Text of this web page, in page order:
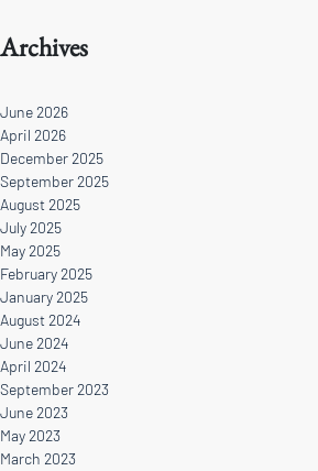
Archives
June 2026
April 2026
December 2025
September 2025
August 2025
July 2025
May 2025
February 2025
January 2025
August 2024
June 2024
April 2024
September 2023
June 2023
May 2023
March 2023